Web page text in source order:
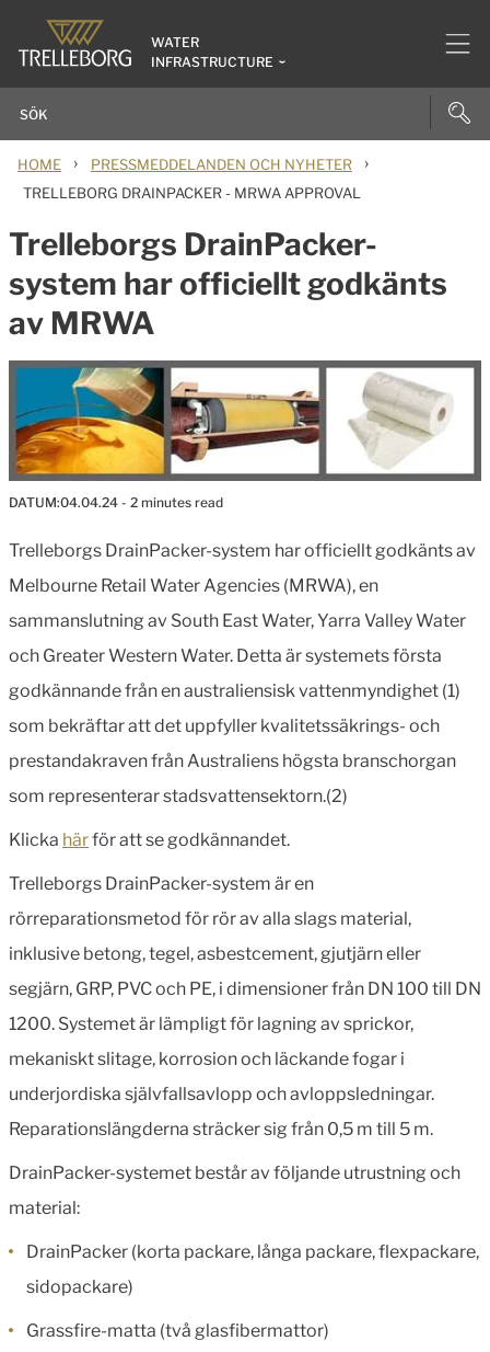
WATER
INFRASTRUCTURE
HOME › PRESSMEDDELANDEN OCH NYHETER ›
TRELLEBORG DRAINPACKER - MRWA APPROVAL
Trelleborgs DrainPacker-
system har officiellt godkänts
av MRWA
DATUM:04.04.24 - 2 minutes read
Trelleborgs DrainPacker-system har officiellt godkänts av
Melbourne Retail Water Agencies (MRWA), en
sammanslutning av South East Water, Yarra Valley Water
och Greater Western Water. Detta är systemets första
godkännande från en australiensisk vattenmyndighet (1)
som bekräftar att det uppfyller kvalitetssäkrings- och
prestandakraven från Australiens högsta branschorgan
som representerar stadsvattensektorn.(2)
Klicka härför att se godkännandet.
Trelleborgs DrainPacker-system är en
rörreparationsmetod för rör av alla slags material,
inklusive betong, tegel, asbestcement, gjutjärn eller
segjärn, GRP, PVC och PE, i dimensioner från DN 100 till DN
1200. Systemet är lämpligt för lagning av sprickor,
mekaniskt slitage, korrosion och läckande fogar i
underjordiska självfallsavlopp och avloppsledningar.
Reparationslängderna sträcker sig från 0,5 m till 5 m.
DrainPacker-systemet består av följande utrustning och
material:
DrainPacker (korta packare, långa packare, flexpackare,
sidopackare)
Grassfire-matta (två glasfibermattor)